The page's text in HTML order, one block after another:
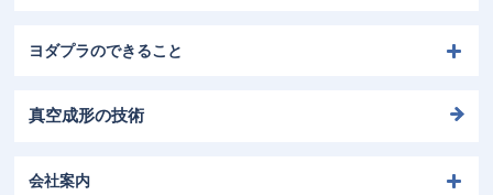
ヨダプラのできること
真空成形の技術
会社案内